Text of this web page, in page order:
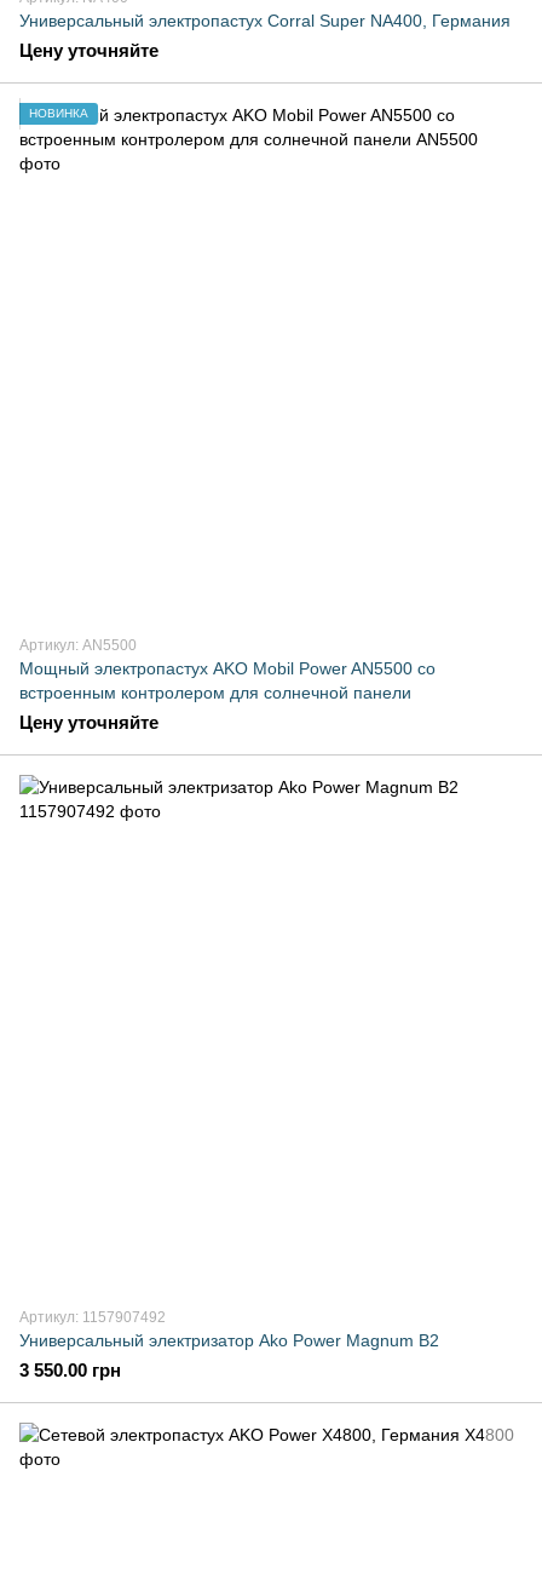
Универсальный электропастух Corral Super NA400, Германия
Цену уточняйте
НОВИНКА
Артикул: AN5500
Мощный электропастух AKO Mobil Power AN5500 со
встроенным контролером для солнечной панели
Цену уточняйте
Артикул: 1157907492
Универсальный электризатор Ako Power Magnum B2
3 550.00 грн